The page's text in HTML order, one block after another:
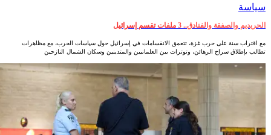
سياسة
الحريديم والصفقة والفنادق.. 3 ملفات تقسم إسرائيل
مع اقتراب سنة على حرب غزة، تتعمق الانقسامات في إسرائيل حول سياسات الحرب، مع مظاهرات
تطالب بإطلاق سراح الرهائن، وتوترات بين العلمانيين والمتدينين وسكان الشمال النازحين